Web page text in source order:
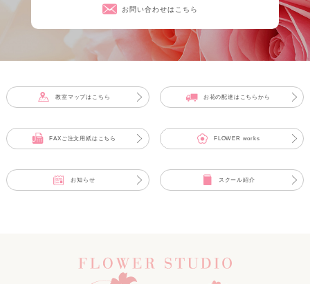
お問い合わせはこちら
教室マップはこちら お花の配達はこちらから
FAXご注文用紙はこちら FLOWER works
お知らせ スクール紹介